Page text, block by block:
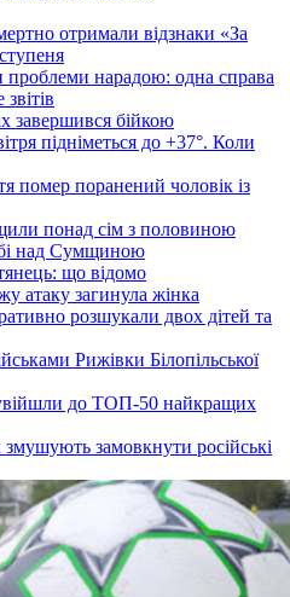
отримали відзнаки «За
проблеми нарадою: одна справа
завершився бійкою
підніметься до +37°. Коли
помер поранений чоловік із
понад сім з половиною
над Сумщиною
що відомо
атаку загинула жінка
розшукали двох дітей та
Рижівки Білопільської
до ТОП-50 найкращих
замовкнути російські